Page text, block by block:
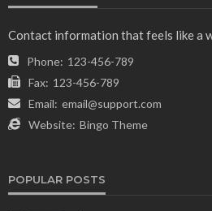
Contact information that feels like a
Phone: 123-456-789
Fax: 123-456-789
Email: email@support.com
Website: Bingo Theme
POPULAR POSTS